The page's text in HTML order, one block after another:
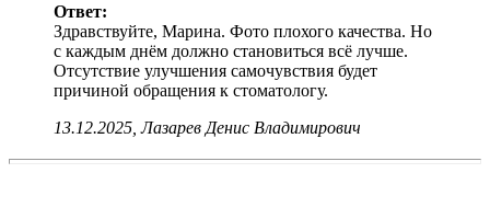
Ответ:
Здравствуйте, Марина. Фото плохого качества. Но
с каждым днём должно становиться всё лучше.
Отсутствие улучшения самочувствия будет
причиной обращения к стоматологу.
13.12.2025, Лазарев Денис Владимирович